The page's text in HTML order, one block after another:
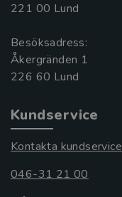
221 00 Lund
Besöksadress:
Åkergränden 1
Kundservice
Kontakta kundservice
046-31 21 00